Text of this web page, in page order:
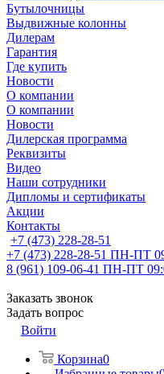
Бутылочницы
Выдвижные колонны
Дилерам
Гарантия
Где купить
Новости
О компании
О компании
Новости
Дилерская программа
Реквизиты
Видео
Наши сотрудники
Дипломы и сертификаты
Акции
Контакты
+7 (473) 228-28-51
+7 (473) 228-28-51 ПН-ПТ
8 (961) 109-06-41 ПН-ПТ
Заказать звонок
Задать вопрос
Войти
Корзина0